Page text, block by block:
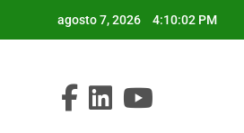
agosto 7, 2026 4:10:03 PM